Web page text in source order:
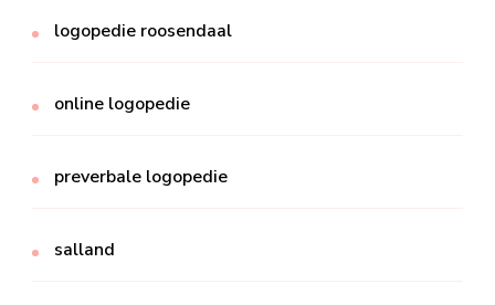
logopedie roosendaal
online logopedie
preverbale logopedie
salland